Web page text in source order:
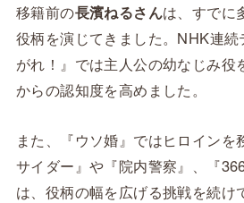
移籍前の長濱ねるさんは、すでに
役柄を演じてきました。NHK連
がれ！』では主人公の幼なじみ役
からの認知度を高めました。
また、『ウソ婚』ではヒロインを
サイダー』や『院内警察』、『
は、役柄の幅を広げる挑戦を続け